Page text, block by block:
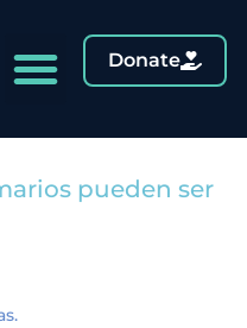
Donate
pueden ser